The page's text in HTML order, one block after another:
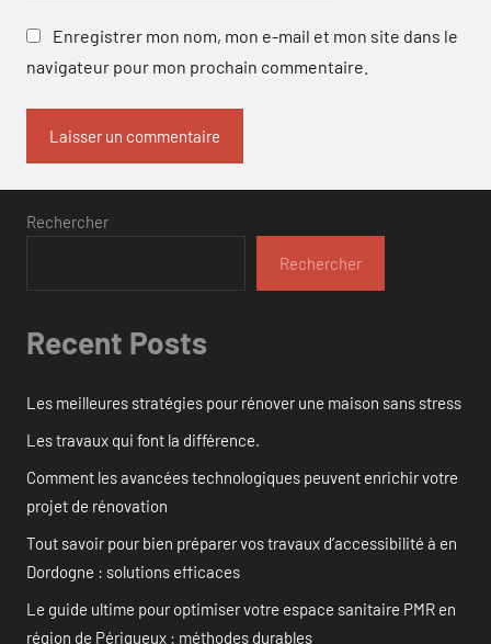
Enregistrer mon nom, mon e-mail et mon site dans le
navigateur pour mon prochain commentaire.
Rechercher
Rechercher
Recent Posts
Les meilleures stratégies pour rénover une maison sans stress
Les travaux qui font la différence.
Comment les avancées technologiques peuvent enrichir votre
projet de rénovation
Tout savoir pour bien préparer vos travaux d’accessibilité à en
Dordogne : solutions efficaces
Le guide ultime pour optimiser votre espace sanitaire PMR en
région de Périgueux : méthodes durables